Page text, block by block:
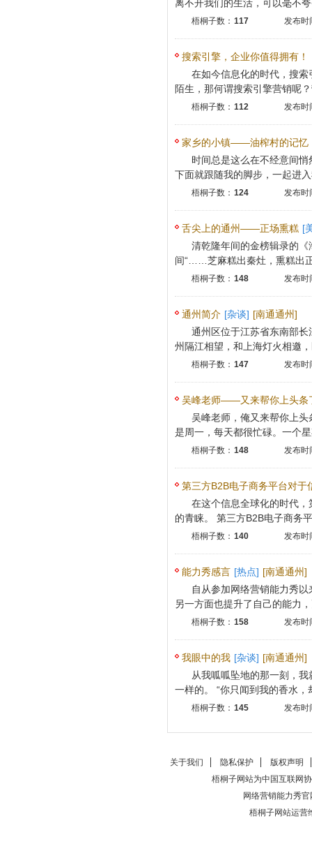
离不开我们的生活，可以毫不
梧桐子数： 117 发布时
搜索引擎，企业你值得拥有！
在如今信息化的时代，搜
陌生，那何谓搜索引擎营销呢
梧桐子数： 112 发布时
家乡的小镇——油榨村的记忆
文山初中
时间总是这么在不经意间
下面就跟随我的脚步，一起进
梧桐子数： 124 发布时
舌尖上的通州——正场熏糕 [
清乾隆年间的金榜辑录的
间“……芝麻糕出秦灶，熏糕
梧桐子数： 148 发布时
通州简介 [杂谈] [南通通州]
通州区位于江苏省东南部
州隔江相望，和上海灯火相邀
梧桐子数： 147 发布时
吴峰老师——又来帮你上头条
吴峰老师，俺又来帮你上
是周一，每天都很忙碌。一个
梧桐子数： 148 发布时
第三方B2B电子商务平台对于
的发展
在这个信息全球化的时代
的青睐。 第三方B2B电子商务
梧桐子数： 140 发布时
能力秀感言 [热点] [南通通州]
自从参加网络营销能力秀
另一方面也提升了自己的能力
梧桐子数： 158 发布时
我眼中的我 [杂谈] [南通通州]
从我呱呱坠地的那一刻，
一样的。 “你只闻到我的香水，
梧桐子数： 145 发布时
关于我们 隐私保护
版权声明
梧桐子网站为中国互联网
网络营销能力秀官
梧桐子网站运营